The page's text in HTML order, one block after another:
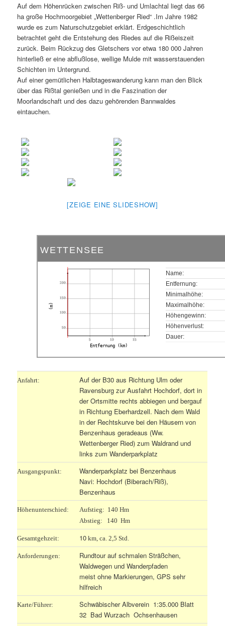
Auf dem Höhenrücken zwischen Riß- und Umlachtal liegt das 66
ha große Hochmoorgebiet „Wettenberger Ried“ .Im Jahre 1982
wurde es zum Naturschutzgebiet erklärt. Erdgeschichtlich
betrachtet geht die Entstehung des Riedes auf die Rißeiszeit
zurück. Beim Rückzug des Gletschers vor etwa 180 000 Jahren
hinterließ er eine abflußlose, wellige Mulde mit wasserstauenden
Schichten im Untergrund.
Auf einer gemütlichen Halbtageswanderung kann man den Blick
über das Rißtal genießen und in die Faszination der
Moorlandschaft und des dazu gehörenden Bannwaldes
eintauchen.
[ZEIGE EINE SLIDESHOW]
WETTENSEE
50
100
150
200
5 10 15
Entfernung (km)
(m)
Name:
Entfernung:
Minimalhöhe:
Maximalhöhe:
Höhengewinn:
Höhenverlust:
Dauer:
Anfahrt:
Auf der B30 aus Richtung Ulm oder
Ravensburg zur Ausfahrt Hochdorf, dort in
der Ortsmitte rechts abbiegen und bergauf
in Richtung Eberhardzell. Nach dem Wald
in der Rechtskurve bei den Häusern von
Benzenhaus geradeaus (Ww.
Wettenberger Ried) zum Waldrand und
links zum Wanderparkplatz
Ausgangspunkt:
Wanderparkplatz bei Benzenhaus
Navi: Hochdorf (Biberach/Riß),
Benzenhaus
Höhenunterschied:
Aufstieg: 140 Hm
Abstieg: 140 Hm
Gesamtgehzeit: 10 km, ca. 2,5 Std.
Anforderungen:
Rundtour auf schmalen Sträßchen,
Waldwegen und Wanderpfaden
meist ohne Markierungen, GPS sehr
hilfreich
Karte/Führer:
Schwäbischer Albverein 1:35.000 Blatt
32 Bad Wurzach Ochsenhausen